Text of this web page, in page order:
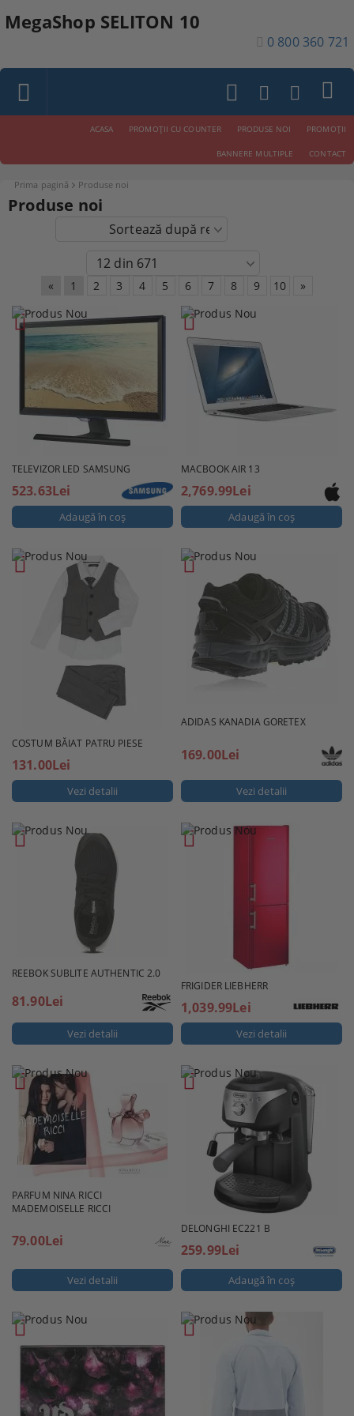
MegaShop SELITON 10
0 800 360 721
ACASA PROMOŢII CU COUNTER PRODUSE NOI PROMOŢII
BANNERE MULTIPLE CONTACT
Prima pagină Produse noi
Produse noi
« 1 2 3 4 5 6 7 8 9 10 »
TELEVIZOR LED SAMSUNG
523.63Lei
MACBOOK AIR 13
2,769.99Lei
COSTUM BĂIAT PATRU PIESE
131.00Lei
Vezi detalii
ADIDAS KANADIA GORETEX
169.00Lei
Vezi detalii
REEBOK SUBLITE AUTHENTIC 2.0
81.90Lei
Vezi detalii
FRIGIDER LIEBHERR
1,039.99Lei
Vezi detalii
PARFUM NINA RICCI
MADEMOISELLE RICCI
79.00Lei
Vezi detalii
DELONGHI EC221 B
259.99Lei